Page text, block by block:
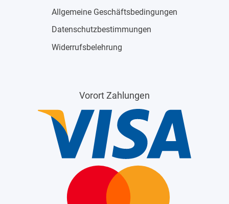
Allgemeine Geschäftsbedingungen
Datenschutzbestimmungen
Widerrufsbelehrung
Vorort Zahlungen